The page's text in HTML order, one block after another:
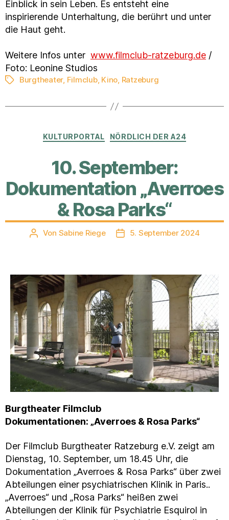
Einblick in sein Leben. Es entsteht eine
inspirierende Unterhaltung, die berührt und unter
die Haut geht.
Weitere Infos unter www.filmclub-ratzeburg.de /
Foto: Leonine Studios
Schlagwörter
Burgtheater, Filmclub, Kino, Ratzeburg
Kategorien
KULTURPORTAL NÖRDLICH DER A24
10. September:
Dokumentation „Averroes
& Rosa Parks“
Beitragsautor
Von Sabine Riege Veröffentlichungsdatum
5. September 2024
Burgtheater Filmclub
Dokumentationen: „Averroes & Rosa Parks“
Der Filmclub Burgtheater Ratzeburg e.V. zeigt am
Dienstag, 10. September, um 18.45 Uhr, die
Dokumentation „Averroes & Rosa Parks“ über zwei
Abteilungen einer psychiatrischen Klinik in Paris..
„Averroes“ und „Rosa Parks“ heißen zwei
Abteilungen der Klinik für Psychiatrie Esquirol in